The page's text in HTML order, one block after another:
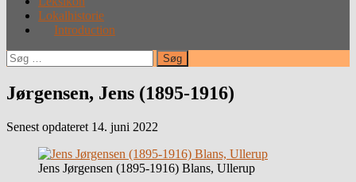
Lokalhistorie
Introduction
Søg
efter:
Jørgensen, Jens (1895-1916)
Senest opdateret 14. juni 2022
Jens Jørgensen (1895-1916) Blans, Ullerup